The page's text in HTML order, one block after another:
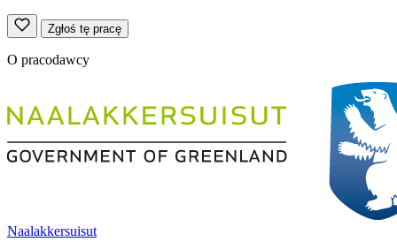
Zgłoś tę pracę
O pracodawcy
Naalakkersuisut